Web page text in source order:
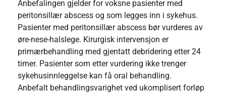
Anbefalingen gjelder for voksne pasienter med
peritonsillær abscess og som legges inn i sykehus.
Pasienter med peritonsillær abscess bør vurderes av
øre-nese-halslege. Kirurgisk intervensjon er
primærbehandling med gjentatt debridering etter 24
timer. Pasienter som etter vurdering ikke trenger
sykehusinnleggelse kan få oral behandling.
Anbefalt behandlingsvarighet ved ukomplisert forløp